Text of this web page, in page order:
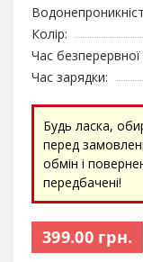
Колір:
Час
Час зарядки:
Будь ласка,
перед
обмін і
передбачені!
399.00 грн.